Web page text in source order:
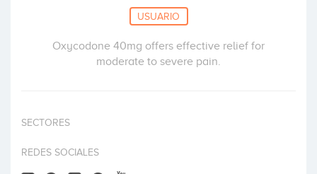
USUARIO
Oxycodone 40mg offers effective relief for
moderate to severe pain.
SECTORES
REDES SOCIALES